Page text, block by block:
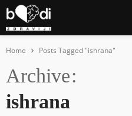
Home Posts Tagged "ishrana"
Archive
ishrana